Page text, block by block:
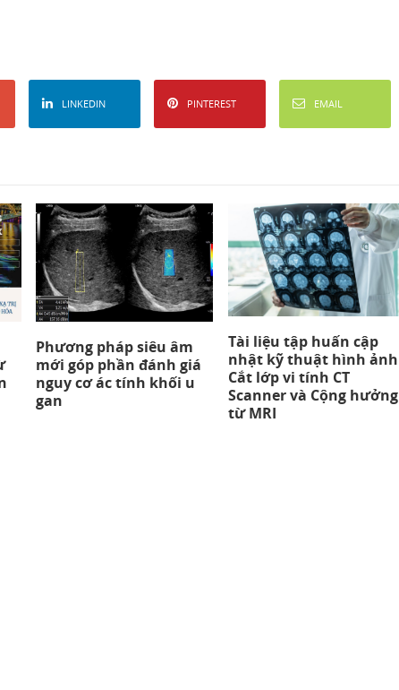
LINKEDIN PINTEREST EMAIL
Phương pháp siêu âm
mới góp phần đánh giá
nguy cơ ác tính khối u
gan
Tài liệu tập huấn cập
nhật kỹ thuật hình ảnh
Cắt lớp vi tính CT
Scanner và Cộng hưởng
từ MRI